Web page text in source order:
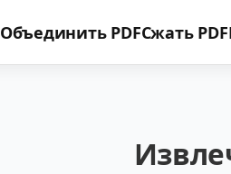
Объединить PDFСжать PDF